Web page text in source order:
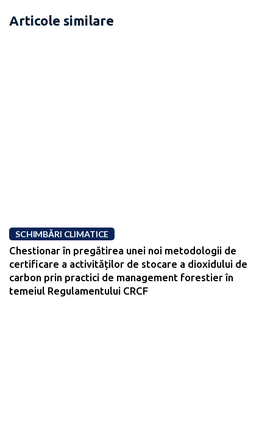
Articole similare
SCHIMBĂRI CLIMATICE
Chestionar în pregătirea unei noi metodologii de
certificare a activităților de stocare a dioxidului de
carbon prin practici de management forestier în
temeiul Regulamentului CRCF